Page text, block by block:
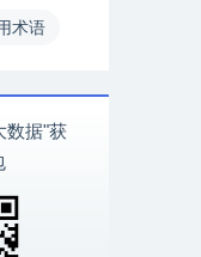
术语
数据"获